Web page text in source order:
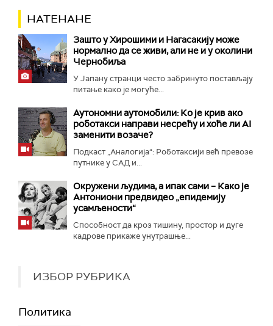
НАТЕНАНЕ
Зашто у Хирошими и Нагасакију може
нормално да се живи, али не и у околини
Чернобиља
У Јапану странци често забринуто постављају
питање како је могуће...
Аутономни аутомобили: Ко је крив ако
роботакси направи несрећу и хоће ли AI
заменити возаче?
Подкаст „Аналогија“: Роботаксији већ превозе
путнике у САД и...
Окружени људима, а ипак сами – Како је
Антониони предвидео „епидемију
усамљености“
Способност да кроз тишину, простор и дуге
кадрове прикаже унутрашње...
ИЗБОР РУБРИКА
Политика